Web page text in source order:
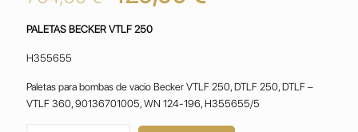
precio
original
764,90 €.429,90 €.
PALETAS BECKER VTLF 250
H355655
Paletas para bombas de vacio Becker VTLF 250, DTLF 250, DTLF –
VTLF 360, 90136701005, WN 124-196, H355655/5